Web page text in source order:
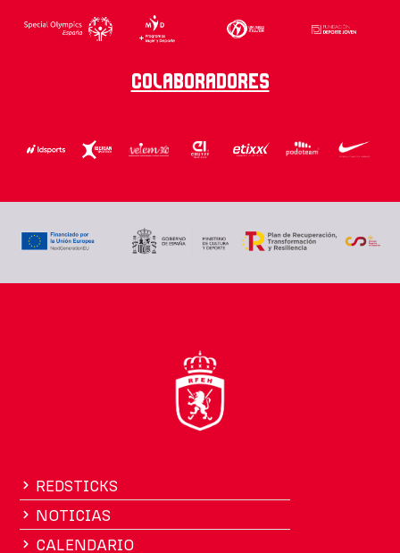
Colaboradores
REDSTICKS
NOTICIAS
CALENDARIO